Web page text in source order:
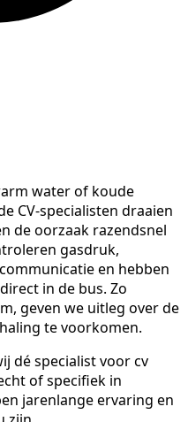
water of koude
CV-specialisten draaien
de oorzaak razendsnel
gasdruk,
en hebben
in de bus. Zo
geven we uitleg over de
te voorkomen.
dé specialist voor cv
of specifiek in
jarenlange ervaring en